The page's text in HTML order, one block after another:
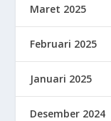
Maret 2025
Februari 2025
Januari 2025
Desember 2024